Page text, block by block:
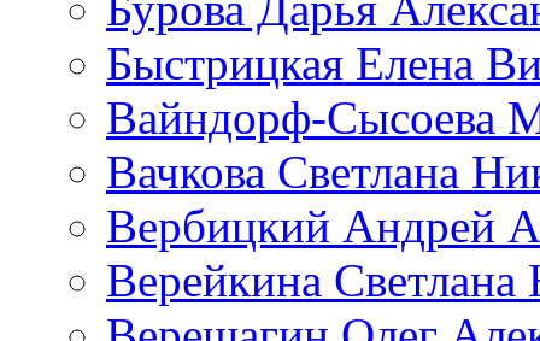
Быстрицкая Елена
Вайндорф-Сысоева
Вачкова Светлана
Вербицкий Андрей
Верейкина Светлана